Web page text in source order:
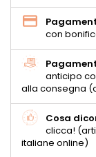
con
anticipo
alla consegna
Cosa
clicca!
italiane online)